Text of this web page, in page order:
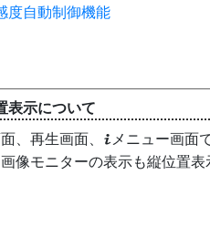
度自動制御機能
表示について
、再生画面、
i メニュー画面
像モニターの表示も縦位置表